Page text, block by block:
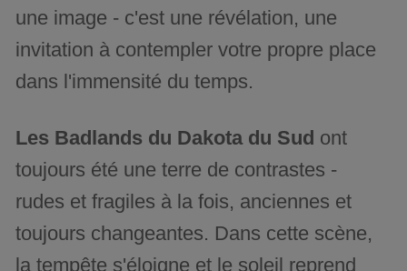
une image - c'est une révélation, une
invitation à contempler votre propre place
dans l'immensité du temps.
Les Badlands du Dakota du Sud ont
toujours été une terre de contrastes -
rudes et fragiles à la fois, anciennes et
toujours changeantes. Dans cette scène,
la tempête s'éloigne et le soleil reprend